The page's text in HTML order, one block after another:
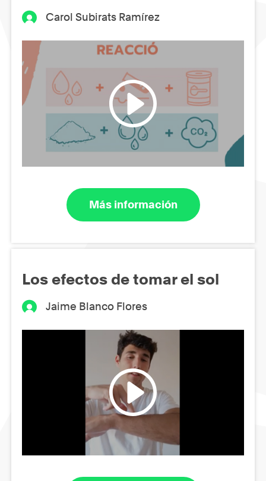
Carol Subirats Ramírez
Más información
Los efectos de tomar el sol
Jaime Blanco Flores